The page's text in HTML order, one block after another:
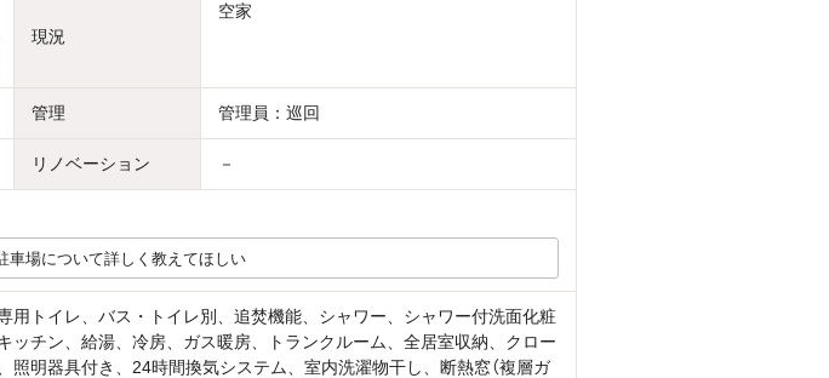
現況
空家
管理 管理員：巡回
リノベーション －
車場について詳しく教えてほしい
用トイレ、バス・トイレ別、追焚機能、シャワー、シャワー付洗面化粧
ッチン、給湯、冷房、ガス暖房、トランクルーム、全居室収納、クロー
明器具付き、24時間換気システム、室内洗濯物干し、断熱窓（複層ガ